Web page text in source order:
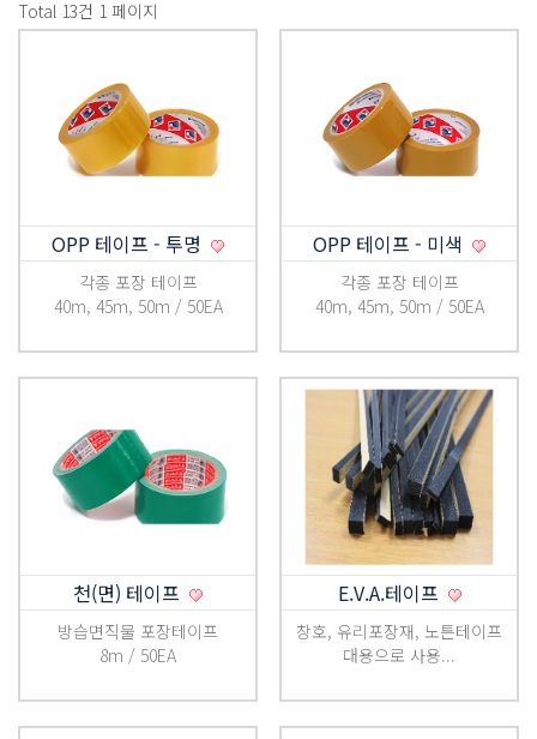
Total 13건 1 페이지
OPP 테이프 - 투명
각종 포장 테이프
40m, 45m, 50m / 50EA
OPP 테이프 - 미색
각종 포장 테이프
40m, 45m, 50m / 50EA
천(면) 테이프
방습면직물 포장테이프
8m / 50EA
E.V.A.테이프
창호, 유리포장재, 노튼테이프
대용으로 사용...